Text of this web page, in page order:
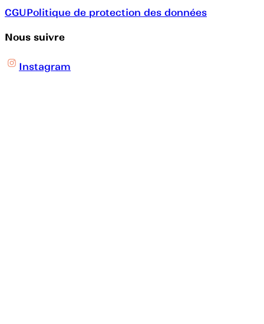
CGUPolitique de protection des données
Nous suivre
Instagram